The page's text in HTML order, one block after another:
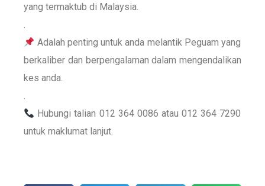
yang termaktub di Malaysia.
.
Adalah penting untuk anda melantik Peguam yang
berkaliber dan berpengalaman dalam mengendalikan
kes anda.
.
Hubungi talian 012 364 0086 atau 012 364 7290
untuk maklumat lanjut.